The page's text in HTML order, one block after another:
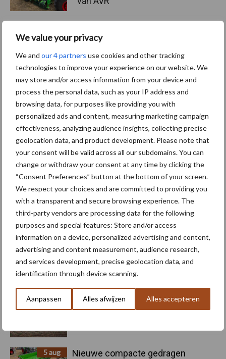
We value your privacy
We and our 4 partners use cookies and other tracking
technologies to improve your experience on our website. We
may store and/or access information from your device and
process the personal data, such as your IP address and
browsing data, for purposes like providing you with
personalized ads and content, measuring marketing campaign
effectiveness, analyzing audience insights, collecting precise
geolocation data, and product development. Please note that
your consent will be valid across all our subdomains. You can
change or withdraw your consent at any time by clicking the
“Consent Preferences” button at the bottom of your screen.
We respect your choices and are committed to providing you
with a transparent and secure browsing experience. The
third-party vendors are processing data for the following
purposes and special features: Store and/or access
information on a device, personalized advertising and content,
advertising and content measurement, audience research,
and services development, precise geolocation data, and
identification through device scanning.
Aanpassen Alles afwijzen Alles accepteren
Primaire
Sidebar
Recent nieuws Partner nieuws
6 aug
"Hoge verwachtingen van schijven
voor kouters"
5 aug
Oogst biologische aardappelen in
5 aug
Nieuwe compacte gedragen
Machines Duurzaamheid
Kunstmeststrooier Pootmachine
Toon meer